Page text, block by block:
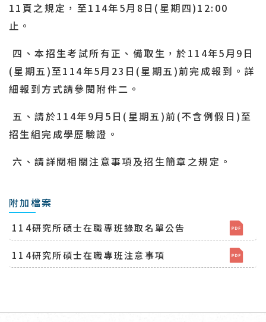
11 頁之規定，至114年5月8日 ( 星期四)12:00
止。
四、本招生考試所有正、備取生，於114年5月9日
(星期五)至114年5月 23 日 (星期五)前完成報到。詳
細報到方式請參閱附件二。
五、請於114年9月5日 ( 星期五)前(不含例假日 )至
招生組完成學歷驗證。
六、請詳閱相關注意事項及招生簡章之規定。
附加檔案
114研究所碩士在職專班錄取名單公告
114研究所碩士在職專班注意事項
回頂端